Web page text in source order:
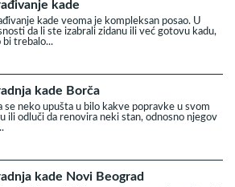
kade
kade veoma je kompleksan posao. U
da li ste izabrali zidanu ili već gotovu kadu,
bi trebalo...
kade Borča
se neko upušta u bilo kakve popravke u svom
ili odluči da renovira neki stan, odnosno njegov
kade Novi Beograd